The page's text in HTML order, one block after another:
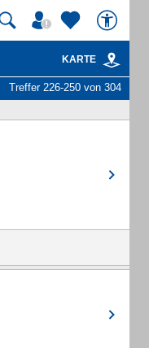
KARTE
Treffer 226-250 von 304